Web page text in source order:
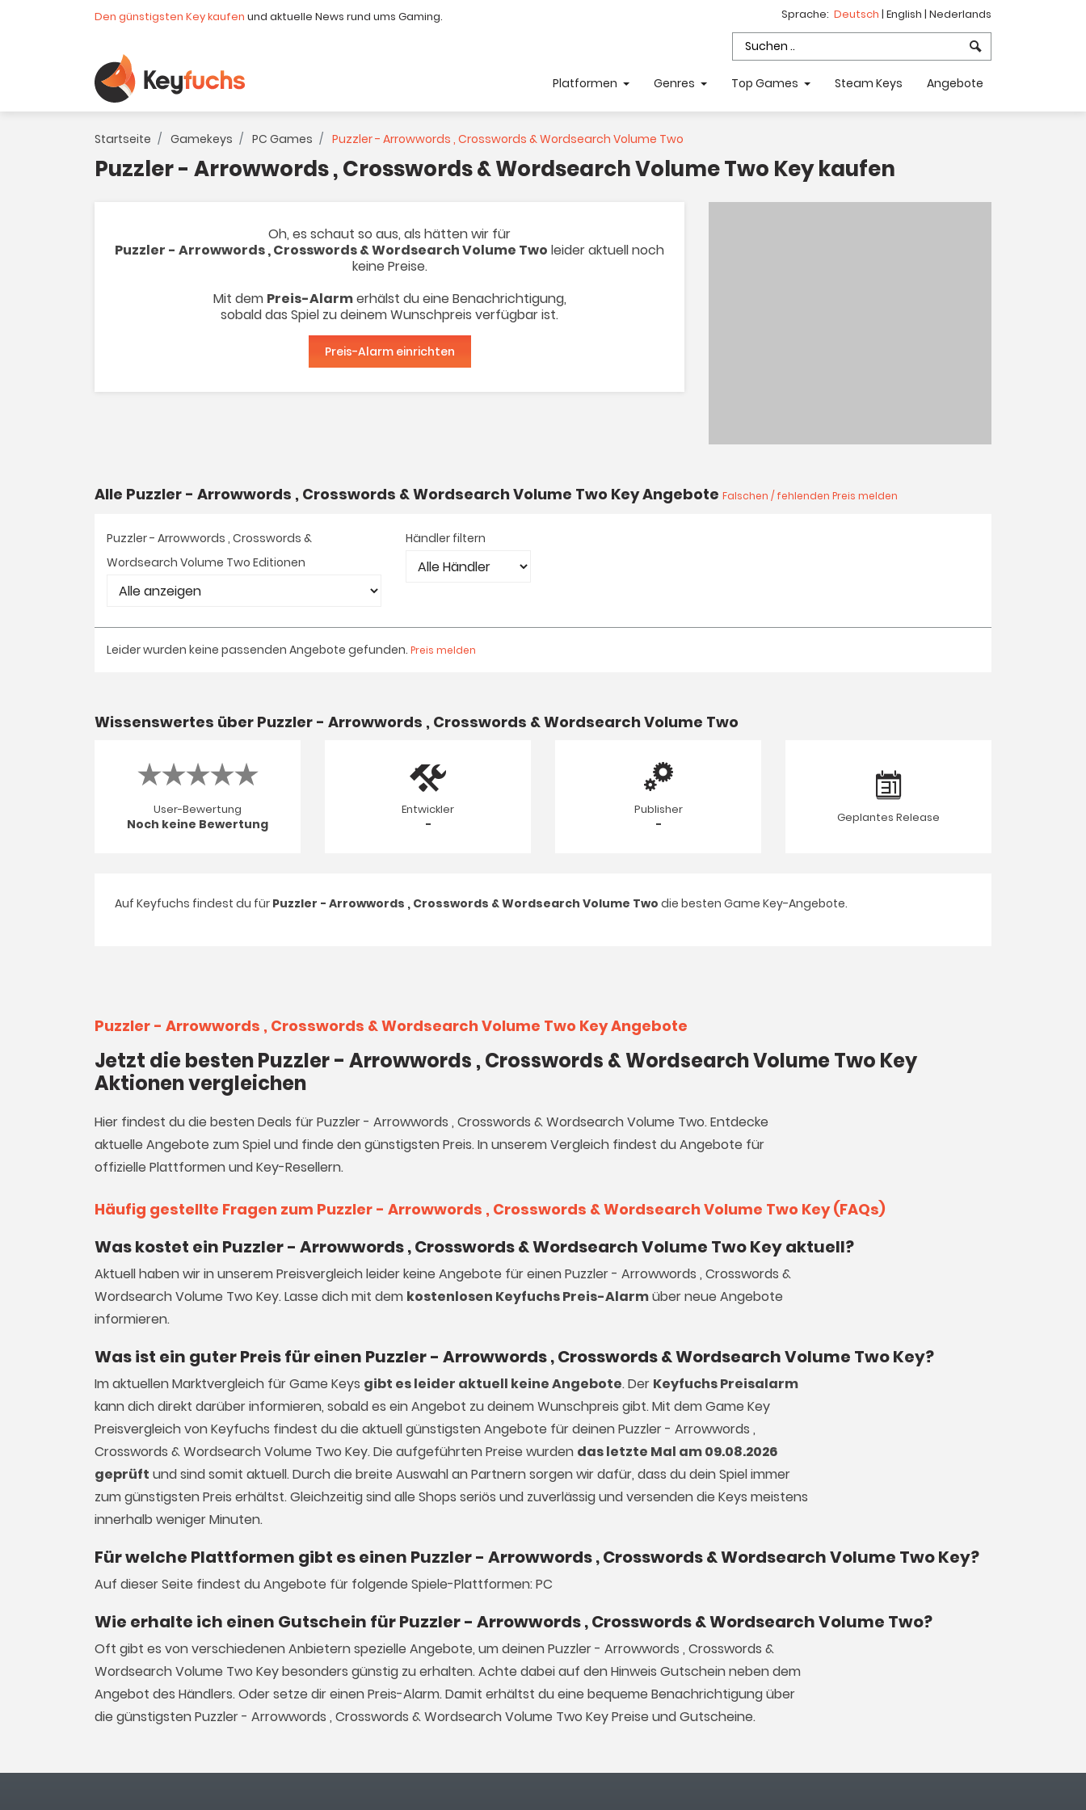
Den günstigsten Key kaufen und aktuelle News rund ums Gaming. Sprache: Deutsch | English | Nederlands
Platformen Genres Top Games Steam Keys Angebote
Startseite Gamekeys PC Games Puzzler - Arrowwords , Crosswords & Wordsearch Volume Two
Puzzler - Arrowwords , Crosswords & Wordsearch Volume Two Key kaufen
Oh, es schaut so aus, als hätten wir für
Puzzler - Arrowwords , Crosswords & Wordsearch Volume Two leider aktuell noch
keine Preise.
Mit dem Preis-Alarmerhälst du eine Benachrichtigung,
sobald das Spiel zu deinem Wunschpreis verfügbar ist.
Preis-Alarm einrichten
Alle Puzzler - Arrowwords , Crosswords & Wordsearch Volume Two Key Angebote Falschen / fehlenden Preis melden
Puzzler - Arrowwords , Crosswords &
Wordsearch Volume Two Editionen
Händler filtern
Leider wurden keine passenden Angebote gefunden. Preis melden
Wissenswertes über Puzzler - Arrowwords , Crosswords & Wordsearch Volume Two
User-Bewertung
Noch keine Bewertung
Entwickler
-
Publisher
- Geplantes Release
Auf Keyfuchs findest du für Puzzler - Arrowwords , Crosswords & Wordsearch Volume Two die besten Game Key-Angebote.
Puzzler - Arrowwords , Crosswords & Wordsearch Volume Two Key Angebote
Jetzt die besten Puzzler - Arrowwords , Crosswords & Wordsearch Volume Two Key
Aktionen vergleichen
Hier findest du die besten Deals für Puzzler - Arrowwords , Crosswords & Wordsearch Volume Two. Entdecke
aktuelle Angebote zum Spiel und finde den günstigsten Preis. In unserem Vergleich findest du Angebote für
offizielle Plattformen und Key-Resellern.
Häufig gestellte Fragen zum Puzzler - Arrowwords , Crosswords & Wordsearch Volume Two Key (FAQs)
Was kostet ein Puzzler - Arrowwords , Crosswords & Wordsearch Volume Two Key aktuell?
Aktuell haben wir in unserem Preisvergleich leider keine Angebote für einen Puzzler - Arrowwords , Crosswords &
Wordsearch Volume Two Key. Lasse dich mit dem kostenlosen Keyfuchs Preis-Alarmüber neue Angebote
informieren.
Was ist ein guter Preis für einen Puzzler - Arrowwords , Crosswords & Wordsearch Volume Two Key?
Im aktuellen Marktvergleich fürGame Keys gibt es leider aktuell keine Angebote. Der Keyfuchs Preisalarm
kann dich direkt darüber informieren, sobald es ein Angebot zu deinem Wunschpreis gibt. Mit dem Game Key
Preisvergleich von Keyfuchs findest du die aktuell günstigsten Angebote für deinen Puzzler - Arrowwords ,
Crosswords & Wordsearch Volume Two Key. Die aufgeführten Preise wurden das letzte Mal am 09.08.2026
geprüft und sind somit aktuell. Durch die breite Auswahl an Partnern sorgen wir dafür, dass du dein Spiel immer
zum günstigsten Preis erhältst. Gleichzeitig sind alle Shops seriös und zuverlässig und versenden die Keys meistens
innerhalb weniger Minuten.
Für welche Plattformen gibt es einen Puzzler - Arrowwords , Crosswords & Wordsearch Volume Two Key?
Auf dieser Seite findest du Angebote für folgende Spiele-Plattformen: PC
Wie erhalte ich einen Gutschein für Puzzler - Arrowwords , Crosswords & Wordsearch Volume Two?
Oft gibt es von verschiedenen Anbietern spezielle Angebote, um deinen Puzzler - Arrowwords , Crosswords &
Wordsearch Volume Two Key besonders günstig zu erhalten. Achte dabei auf den Hinweis Gutschein neben dem
Angebot des Händlers. Oder setze dir einen Preis-Alarm. Damit erhältst du eine bequeme Benachrichtigung über
die günstigsten Puzzler - Arrowwords , Crosswords & Wordsearch Volume Two Key Preise und Gutscheine.